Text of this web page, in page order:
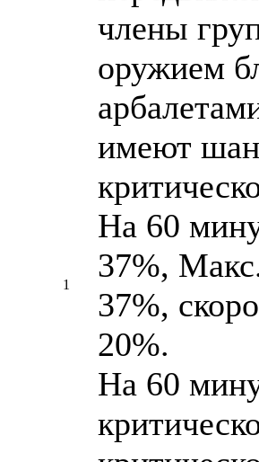
члены
оружием
имеют
1
На 60
37%,
37%,
20%.
На 60